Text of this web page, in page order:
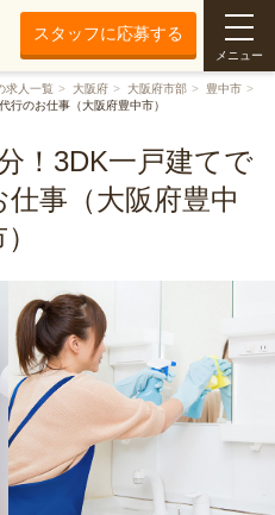
スタッフに応募する
メニュー
求人一覧 大阪府 大阪府市部
豊中市
行のお仕事（大阪府豊中市）
！3DK一戸建てで
事（大阪府豊中